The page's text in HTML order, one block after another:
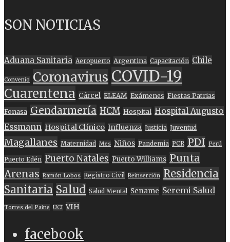
SON NOTICIAS
Aduana Sanitaria Aeropuerto Argentina Capacitación Chile
Convenio Coronavirus COVID-19
Cuarentena Cárcel ELEAM Exámenes Fiestas Patrias
Fonasa Gendarmería HCM Hospital Hospital Augusto
Essmann Hospital Clínico Influenza Justicia Juventud
Magallanes Maternidad Mes Niños Pandemia PCR PDI Perú
Puerto Edén Puerto Natales Puerto Williams Punta
Arenas Ramón Lobos Registro Civil Reinserción Residencia
Sanitaria Salud Salud Mental Sename Seremi Salud
Torres del Paine UCI VIH
facebook